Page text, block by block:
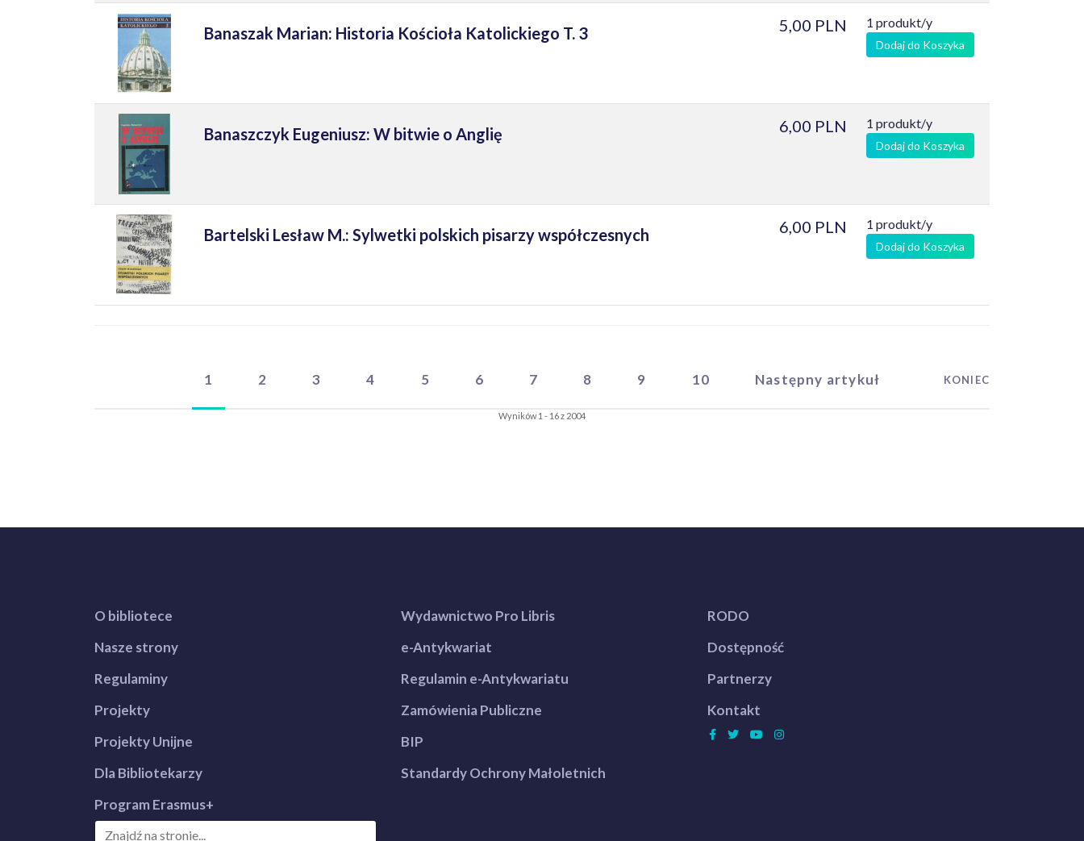
Banaszak Marian: Historia Kościoła Katolickiego T. 3 5,00 PLN 1 produkt/y
Dodaj do Koszyka
Banaszczyk Eugeniusz: W bitwie o Anglię 6,00 PLN 1 produkt/y
Dodaj do Koszyka
Bartelski Lesław M.: Sylwetki polskich pisarzy współczesnych 6,00 PLN 1 produkt/y
Dodaj do Koszyka
1 2 3 4 5 6 7 8 9 10 Następny artykuł KONIEC
Wyników 1 - 16 z 2004
O bibliotece
Nasze strony
Regulaminy
Projekty
Projekty Unijne
Dla Bibliotekarzy
Program Erasmus+
Wydawnictwo Pro Libris
e-Antykwariat
Regulamin e-Antykwariatu
Zamówienia Publiczne
BIP
Standardy Ochrony Małoletnich
RODO
Dostępność
Partnerzy
Kontakt